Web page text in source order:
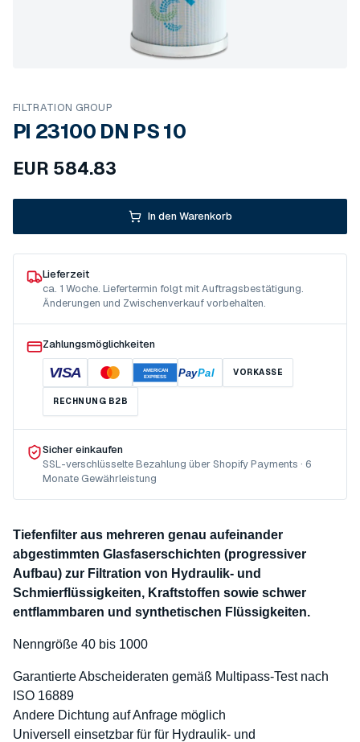
FILTRATION GROUP
PI 23100 DN PS 10
EUR 584.83
In den Warenkorb
Lieferzeit
ca. 1 Woche. Liefertermin folgt mit Auftragsbestätigung.
Änderungen und Zwischenverkauf vorbehalten.
Zahlungsmöglichkeiten
VISA
AMERICAN
EXPRESS
PayPal VORKASSE
RECHNUNG B2B
Sicher einkaufen
SSL-verschlüsselte Bezahlung über Shopify Payments · 6
Monate Gewährleistung
Tiefenfilter aus mehreren genau aufeinander
abgestimmten Glasfaserschichten (progressiver
Aufbau) zur Filtration von Hydraulik- und
Schmierflüssigkeiten, Kraftstoffen sowie schwer
entflammbaren und synthetischen Flüssigkeiten.
Nenngröße 40 bis 1000
Garantierte Abscheideraten gemäß Multipass-Test nach
ISO 16889
Andere Dichtung auf Anfrage möglich
Universell einsetzbar für für Hydraulik- und